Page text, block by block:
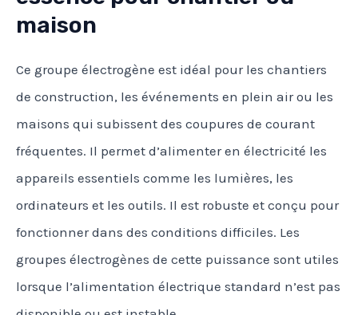
maison
Ce groupe électrogène est idéal pour les chantiers
de construction, les événements en plein air ou les
maisons qui subissent des coupures de courant
fréquentes. Il permet d’alimenter en électricité les
appareils essentiels comme les lumières, les
ordinateurs et les outils. Il est robuste et conçu pour
fonctionner dans des conditions difficiles. Les
groupes électrogènes de cette puissance sont utiles
lorsque l’alimentation électrique standard n’est pas